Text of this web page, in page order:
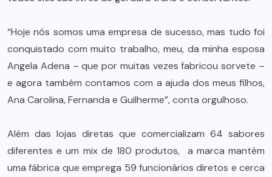
“Hoje nós somos uma empresa de sucesso, mas tudo foi
conquistado com muito trabalho, meu, da minha esposa
Angela Adena – que por muitas vezes fabricou sorvete –
e agora também contamos com a ajuda dos meus filhos,
Ana Carolina, Fernanda e Guilherme”, conta orgulhoso.
Além das lojas diretas que comercializam 64 sabores
diferentes e um mix de 180 produtos, a marca mantém
uma fábrica que emprega 59 funcionários diretos e cerca